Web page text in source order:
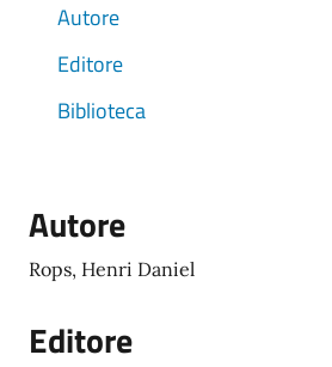
Autore
Editore
Biblioteca
Autore
Rops, Henri Daniel
Editore